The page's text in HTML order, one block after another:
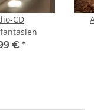
CD
€ *